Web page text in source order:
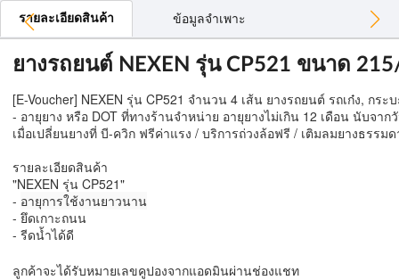
รายละเอียดสินค้า ข้อมูลจำเพาะ
ยางรถยนต์ NEXEN รุ่น CP521 ขนาด
[E-Voucher] NEXEN รุ่น CP521 จำนวน 4 เส้น ยางรถยนต์ รถเก๋ง, กระ
- อายุยาง หรือ DOT ที่ทางร้านจำหน่าย อายุยางไม่เกิน 12 เดือน นับจา
เมื่อเปลี่ยนยางที่ บี-ควิก ฟรีค่าแรง / บริการถ่วงล้อฟรี / เติมลมยางธรร
รายละเอียดสินค้า
"NEXEN รุ่น CP521"
- อายุการใช้งานยาวนาน
- ยึดเกาะถนน
- รีดน้ำได้ดี
ลูกค้าจะได้รับหมายเลขคูปองจากแอดมินผ่านช่องแชท